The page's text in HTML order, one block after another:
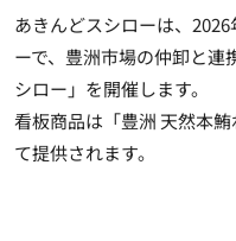
あきんどスシローは、
ーで、豊洲市場の仲卸と
シロー」を開催します。
看板商品は「豊洲 天然本
て提供されます。